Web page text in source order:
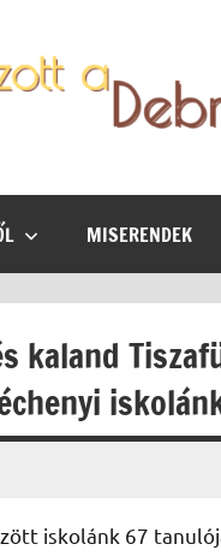
MISERENDEK
kaland
iskolánk 67